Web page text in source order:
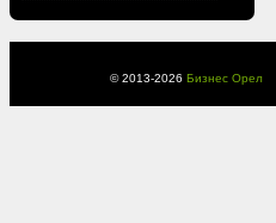
© 2013-2026 Бизнес Орел